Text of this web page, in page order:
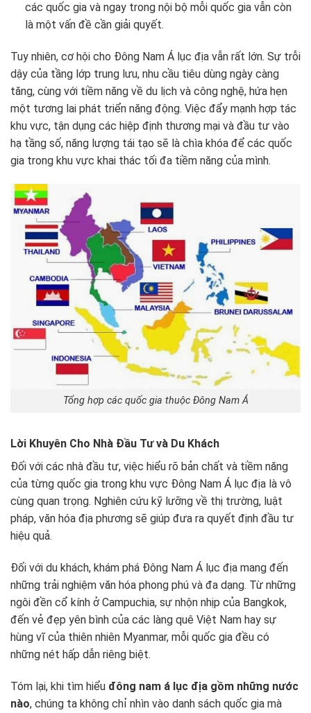
các quốc gia và ngay trong nội bộ mỗi quốc gia vẫn còn
là một vấn đề cần giải quyết.
Tuy nhiên, cơ hội cho Đông Nam Á lục địa vẫn rất lớn. Sự trỗi
dậy của tầng lớp trung lưu, nhu cầu tiêu dùng ngày càng
tăng, cùng với tiềm năng về du lịch và công nghệ, hứa hẹn
một tương lai phát triển năng động. Việc đẩy mạnh hợp tác
khu vực, tận dụng các hiệp định thương mại và đầu tư vào
hạ tầng số, năng lượng tái tạo sẽ là chìa khóa để các quốc
gia trong khu vực khai thác tối đa tiềm năng của mình.
Tổng hợp các quốc gia thuộc Đông Nam Á
Lời Khuyên Cho Nhà Đầu Tư và Du Khách
Đối với các nhà đầu tư, việc hiểu rõ bản chất và tiềm năng
của từng quốc gia trong khu vực Đông Nam Á lục địa là vô
cùng quan trọng. Nghiên cứu kỹ lưỡng về thị trường, luật
pháp, văn hóa địa phương sẽ giúp đưa ra quyết định đầu tư
hiệu quả.
Đối với du khách, khám phá Đông Nam Á lục địa mang đến
những trải nghiệm văn hóa phong phú và đa dạng. Từ những
ngôi đền cổ kính ở Campuchia, sự nhộn nhịp của Bangkok,
đến vẻ đẹp yên bình của các làng quê Việt Nam hay sự
hùng vĩ của thiên nhiên Myanmar, mỗi quốc gia đều có
những nét hấp dẫn riêng biệt.
Tóm lại, khi tìm hiểu đông nam á lục địa gồm những nước
nào, chúng ta không chỉ nhìn vào danh sách quốc gia mà